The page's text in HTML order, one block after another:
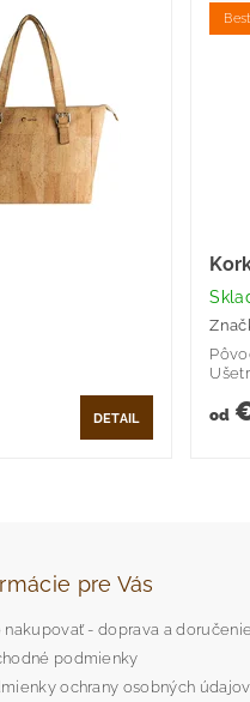
DETAIL od
pre Vás
nakupovať - doprava a doručenie
podmienky
ochrany osobných údajov